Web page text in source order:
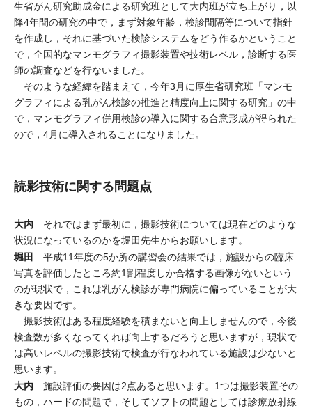
生省がん研究助成金による研究班として大内班が立ち上がり，以
降4年間の研究の中で，まず対象年齢，検診間隔等について指針
を作成し，それに基づいた検診システムをどう作るかということ
で，全国的なマンモグラフィ撮影装置や技術レベル，診断する医
師の調査などを行ないました。
そのような経緯を踏まえて，今年3月に厚生省研究班「マンモ
グラフィによる乳がん検診の推進と精度向上に関する研究」の中
で，マンモグラフィ併用検診の導入に関する合意形成が得られた
ので，4月に導入されることになりました。
読影技術に関する問題点
大内 それではまず最初に，撮影技術については現在どのような
状況になっているのかを堀田先生からお願いします。
堀田 平成11年度の5か所の講習会の結果では，施設からの臨床
写真を評価したところ約1割程度しか合格する画像がないという
のが現状で，これは乳がん検診が専門病院に偏っていることが大
きな要因です。
撮影技術はある程度経験を積まないと向上しませんので，今後
検査数が多くなってくれば向上するだろうと思いますが，現状で
は高いレベルの撮影技術で検査が行なわれている施設は少ないと
思います。
大内 施設評価の要因は2点あると思います。1つは撮影装置その
もの，ハードの問題で，そしてソフトの問題としては診療放射線